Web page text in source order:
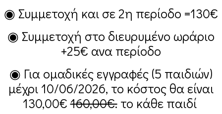
◉ Συμμετοχή και σε 2η περίοδο =130€
◉ Συμμετοχή στο διευρυμένο ωράριο
+25€ ανα περίοδο
◉ Για ομαδικές εγγραφές (5 παιδιών)
μέχρι 10/06/2026, το κόστος θα είναι
130,00€160,00€.το κάθε παιδί